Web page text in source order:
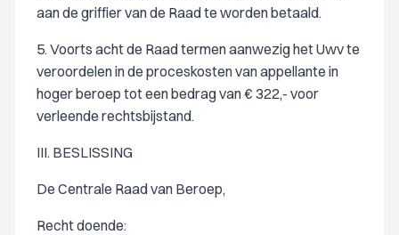
aan de griffier van de Raad te worden betaald.
5. Voorts acht de Raad termen aanwezig het Uwv te
veroordelen in de proceskosten van appellante in
hoger beroep tot een bedrag van € 322,- voor
verleende rechtsbijstand.
III. BESLISSING
De Centrale Raad van Beroep,
Recht doende: